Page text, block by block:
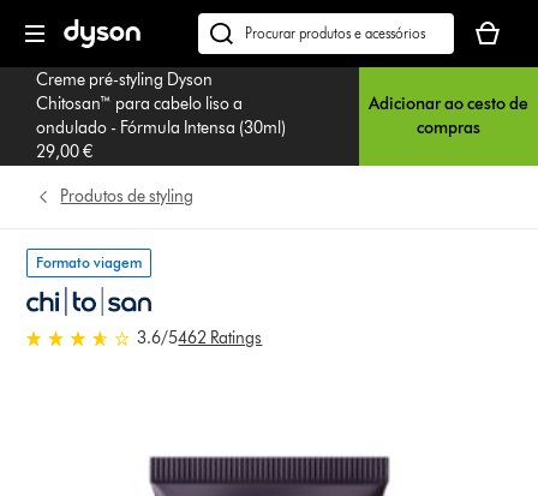
seguinte
Pesquisar
em
dyson.pt
seu
cesto
vazio
Creme pré-styling Dyson
Chitosan™ para cabelo liso a
ondulado - Fórmula Intensa (30ml)
29,00 €
Adicionar ao cesto de
compras
Produtos de styling
Formato viagem
3.6 estrelas de 5 em 462 Ratings
3.6/5462 Ratings